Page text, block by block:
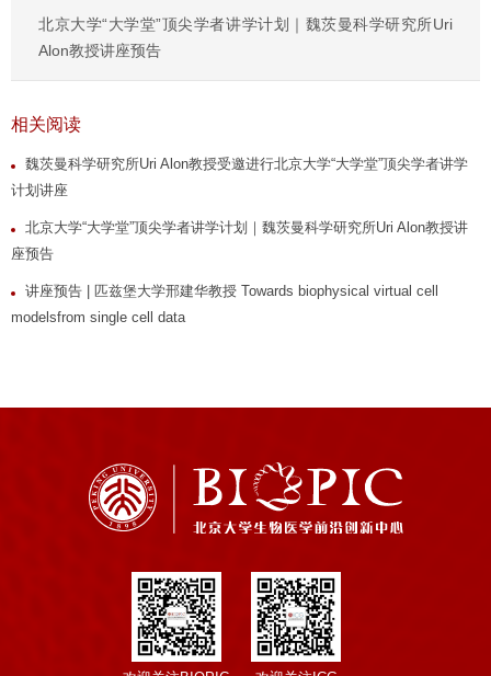
北京大学“大学堂”顶尖学者讲学计划｜魏茨曼科学研究所Uri
Alon教授讲座预告
相关阅读
魏茨曼科学研究所Uri Alon教授受邀进行北京大学“大学堂”顶尖学者讲学
计划讲座
北京大学“大学堂”顶尖学者讲学计划｜魏茨曼科学研究所Uri Alon教授讲
座预告
讲座预告 | 匹兹堡大学邢建华教授 Towards biophysical virtual cell
modelsfrom single cell data